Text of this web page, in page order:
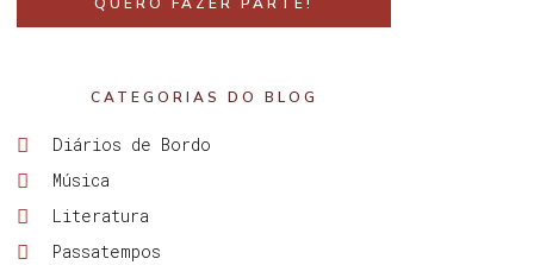
CATEGORIAS DO BLOG
Diários de Bordo
Música
Literatura
Passatempos